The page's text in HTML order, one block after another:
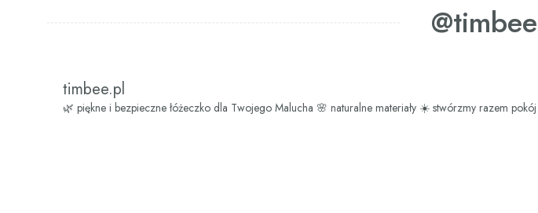
timbee.pl
🌿 piękne i bezpieczne łóżeczko dla Twojego Malucha 🌸 naturalne materiały ☀️ stwórzmy razem pokój